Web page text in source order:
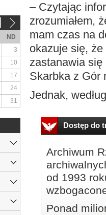
– Czytając
zrozumiałem,
mam czas na
okazuje się,
zastanawia się
Skarbka z Gór
Jednak,
Dostęp do
Archiwum
od 1993
Ponad
ND
3
10
17
24
31